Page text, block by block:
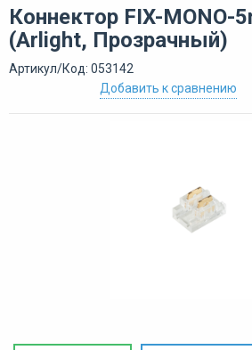
Коннектор FIX-MONO-
(Arlight, Прозрачный)
Артикул/Код: 053142
Добавить к сравнению